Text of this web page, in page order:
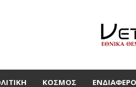
ΚΌΣΜΟΣ